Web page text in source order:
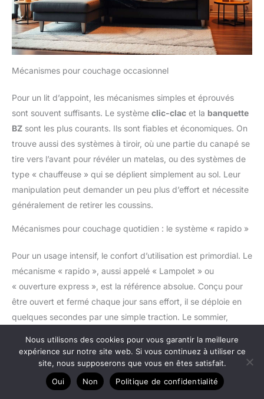
Mécanismes pour couchage occasionnel
Pour un lit d’appoint, les mécanismes simples et éprouvés
sont souvent suffisants. Le système clic-clac et la banquette
BZ sont les plus courants. Ils sont fiables et économiques. On
trouve aussi des systèmes à tiroir, où une partie du canapé se
tire vers l’avant pour révéler un matelas, ou des systèmes de
type « chauffeuse » qui se déplient simplement au sol. Leur
manipulation peut demander un peu plus d’effort et nécessite
généralement de retirer les coussins.
Mécanismes pour couchage quotidien : le système « rapido »
Pour un usage intensif, le confort d’utilisation est primordial. Le
mécanisme « rapido », aussi appelé « Lampolet » ou
« ouverture express », est la référence absolue. Conçu pour
être ouvert et fermé chaque jour sans effort, il se déploie en
quelques secondes par une simple traction. Le sommier,
lattes en bois, est intégré à la structure et offre un soutien de
qualité. C’est l’assurance d’unetransformation rapide et sans
contrainte de votre salon en chambre à coucher.
Nous utilisons des cookies pour vous garantir la meilleure
expérience sur notre site web. Si vous continuez à utiliser ce
site, nous supposerons que vous en êtes satisfait.
Oui
Non Politique de confidentialité